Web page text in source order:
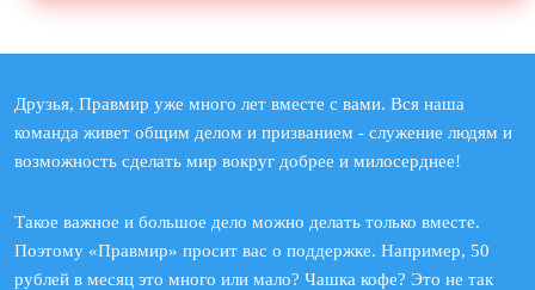
Друзья, Правмир уже много лет вместе с вами. Вся наша
команда живет общим делом и призванием - служение людям и
возможность сделать мир вокруг добрее и милосерднее!
Такое важное и большое дело можно делать только вместе.
Поэтому «Правмир» просит вас о поддержке. Например, 50
рублей в месяц это много или мало? Чашка кофе? Это не так